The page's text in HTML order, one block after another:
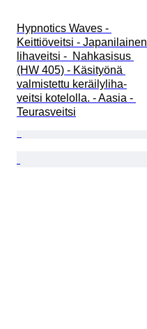
Hypnotics Waves -
Keittiöveitsi - Japanilainen
lihaveitsi -  Nahkasisus
(HW 405) - Käsityönä
valmistettu keräilyliha-
veitsi kotelolla. - Aasia -
Teurasveitsi